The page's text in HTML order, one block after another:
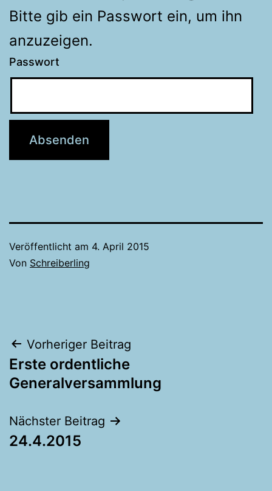
Bitte gib ein Passwort ein, um ihn
anzuzeigen.
Passwort
Veröffentlicht am 4. April 2015
Von Schreiberling
Beitragsnavigation
Vorheriger Beitrag
Erste ordentliche
Generalversammlung
Nächster Beitrag
24.4.2015